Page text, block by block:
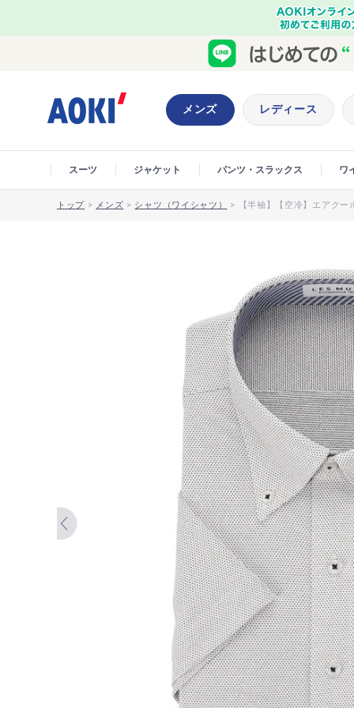
メンズ レディース
スーツ ジャケット パンツ・スラックス ワ
トップ > メンズ > シャツ（ワイシャツ） > 【半袖】【空冷】エアク